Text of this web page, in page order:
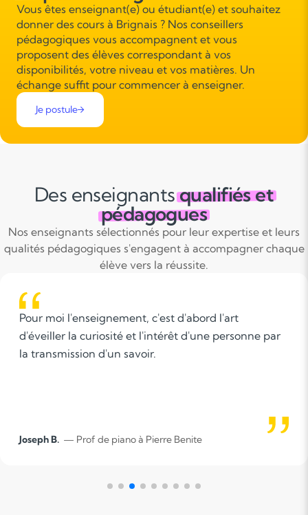
Vous êtes enseignant(e) ou étudiant(e) et souhaitez
donner des cours à Brignais ? Nos conseillers
pédagogiques vous accompagnent et vous
proposent des élèves correspondant à vos
disponibilités, votre niveau et vos matières. Un
échange suffit pour commencer à enseigner.
Je postule
Des enseignantsqualifiés et
pédagogues
Nos enseignants sélectionnés pour leur expertise et leurs
qualités pédagogiques s'engagent à accompagner chaque
élève vers la réussite.
l'enseignement, c'est d'abord l'art
la curiosité et l'intérêt d'une personne par
d'un savoir.
— Prof de piano à Pierre Benite